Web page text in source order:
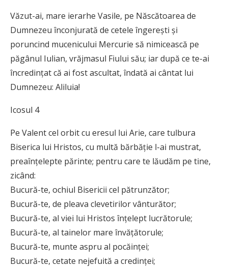
Văzut-ai, mare ierarhe Vasile, pe Născătoarea de
Dumnezeu înconjurată de cetele îngereşti şi
poruncind mucenicului Mercurie să nimicească pe
păgânul Iulian, vrăjmasul Fiului său; iar după ce te-ai
încredinţat că ai fost ascultat, îndată ai cântat lui
Dumnezeu: Aliluia!
Icosul 4
Pe Valent cel orbit cu eresul lui Arie, care tulbura
Biserica lui Hristos, cu multă bărbăţie l-ai mustrat,
preaînţelepte părinte; pentru care te lăudăm pe tine,
zicând:
Bucură-te, ochiul Bisericii cel pătrunzător;
Bucură-te, de pleava clevetirilor vânturător;
Bucură-te, al viei lui Hristos înţelept lucrătorule;
Bucură-te, al tainelor mare învăţătorule;
Bucură-te, munte aspru al pocăinţei;
Bucură-te, cetate nejefuită a credinţei;